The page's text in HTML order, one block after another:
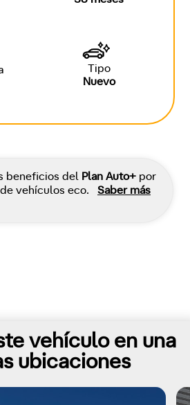
Tipo
Nuevo
beneficios del Plan Auto+ por
vehículos eco.
Saber más
vehículo en una
ubicaciones